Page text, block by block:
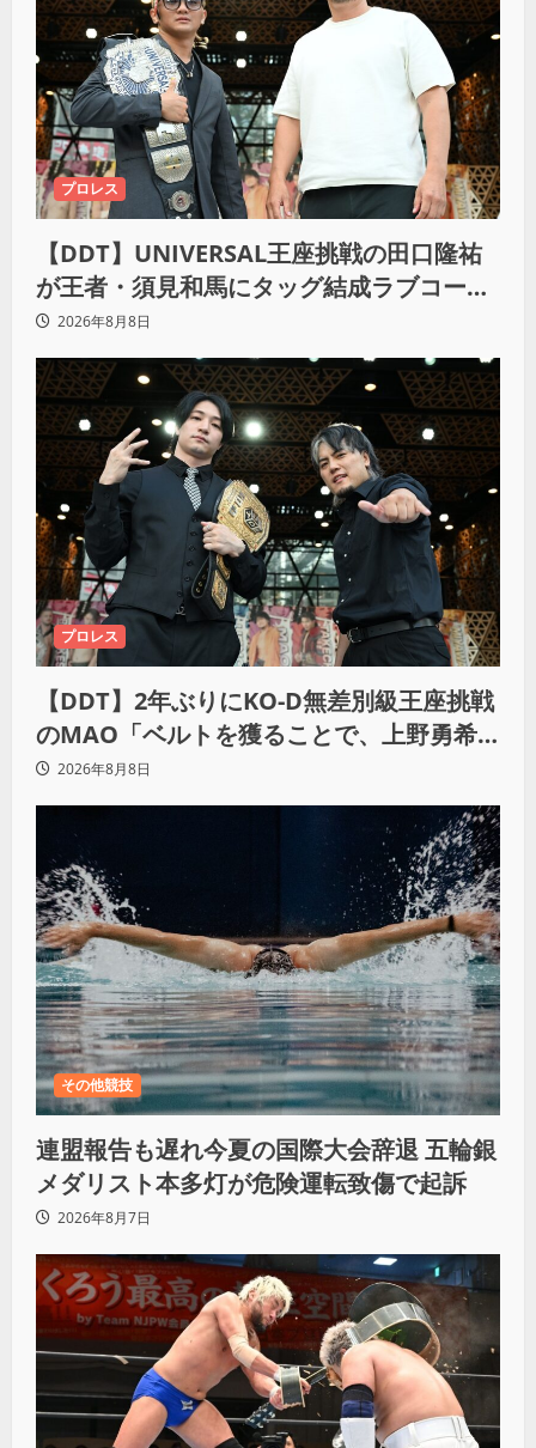
プロレス
【DDT】UNIVERSAL王座挑戦の田口隆祐
が王者・須見和馬にタッグ結成ラブコー
ル！「この試合が終わった後は、丸刈りブ
ラザーズで一緒にやっていただければ」
2026年8月8日
プロレス
【DDT】2年ぶりにKO-D無差別級王座挑戦
のMAO「ベルトを獲ることで、上野勇希
とMAOで一時代あったんだよって残した
い」
2026年8月8日
その他競技
連盟報告も遅れ今夏の国際大会辞退 五輪銀
メダリスト本多灯が危険運転致傷で起訴
2026年8月7日